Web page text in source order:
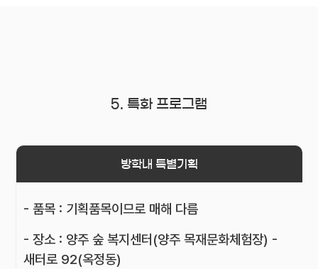
5. 특화 프로그램
방학내 특별기획
- 품목 : 기획품목이므로 매해 다름
- 장소 : 양주 숲 복지센터(양주 목재문화체험장) -
새터로 92(옥정동)